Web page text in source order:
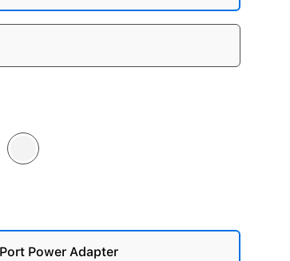
Silber
Power Adapter